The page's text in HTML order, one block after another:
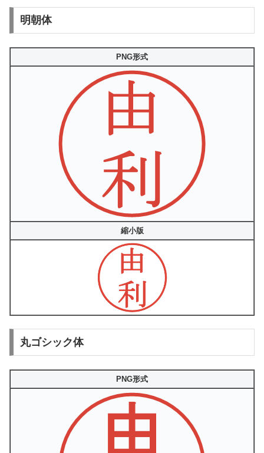
明朝体
PNG形式
縮小版
丸ゴシック体
PNG形式